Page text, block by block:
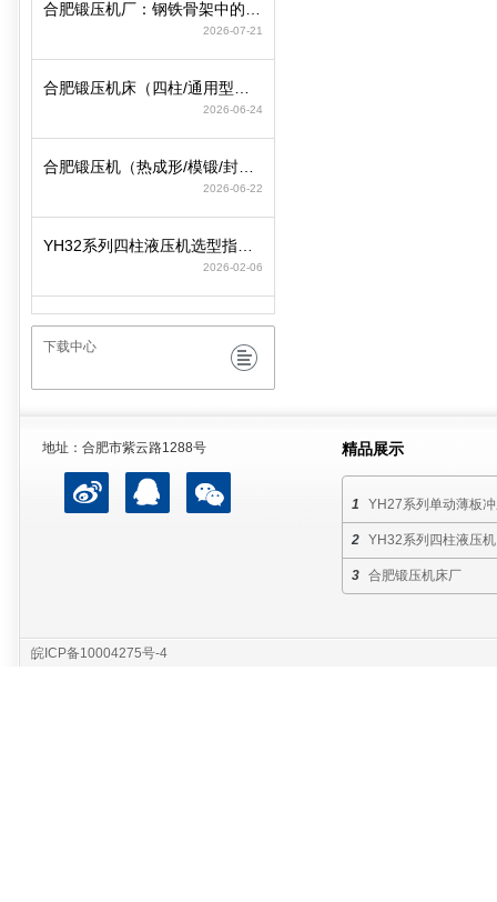
2026-07-21
2026-06-24
2026-06-22
2026-02-06
下载中心
地址：合肥市紫云路1288号 精品展示
YH27系列单动薄板
YH32系列四柱液压机
合肥锻压机床厂
皖ICP备10004275号-4